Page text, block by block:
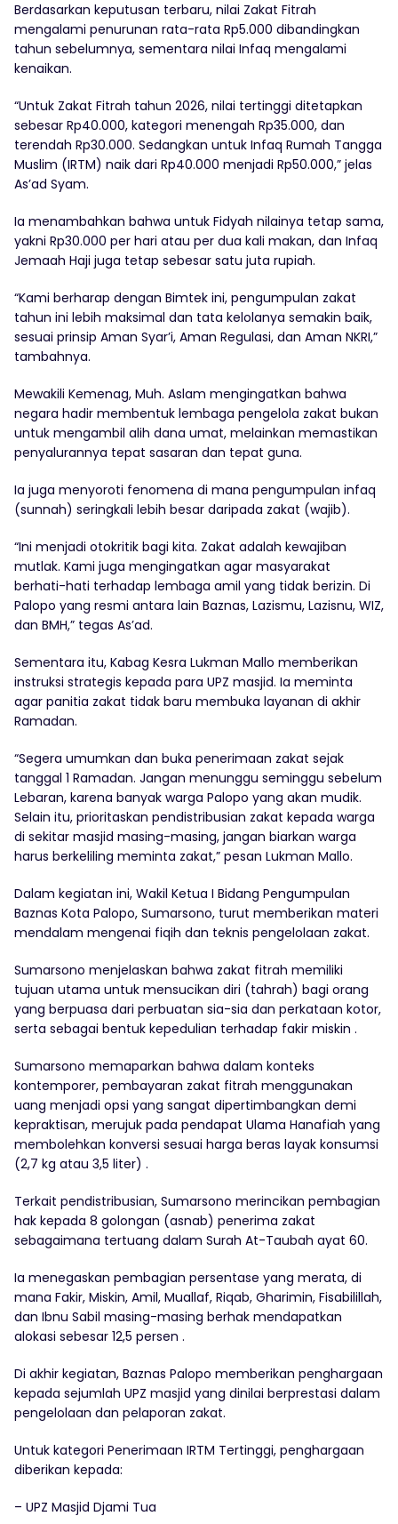
Berdasarkan keputusan terbaru, nilai Zakat Fitrah
mengalami penurunan rata-rata Rp5.000 dibandingkan
tahun sebelumnya, sementara nilai Infaq mengalami
kenaikan.
“Untuk Zakat Fitrah tahun 2026, nilai tertinggi ditetapkan
sebesar Rp40.000, kategori menengah Rp35.000, dan
terendah Rp30.000. Sedangkan untuk Infaq Rumah Tangga
Muslim (IRTM) naik dari Rp40.000 menjadi Rp50.000,” jelas
As’ad Syam.
Ia menambahkan bahwa untuk Fidyah nilainya tetap sama,
yakni Rp30.000 per hari atau per dua kali makan, dan Infaq
Jemaah Haji juga tetap sebesar satu juta rupiah.
“Kami berharap dengan Bimtek ini, pengumpulan zakat
tahun ini lebih maksimal dan tata kelolanya semakin baik,
sesuai prinsip Aman Syar’i, Aman Regulasi, dan Aman NKRI,”
tambahnya.
Mewakili Kemenag, Muh. Aslam mengingatkan bahwa
negara hadir membentuk lembaga pengelola zakat bukan
untuk mengambil alih dana umat, melainkan memastikan
penyalurannya tepat sasaran dan tepat guna.
Ia juga menyoroti fenomena di mana pengumpulan infaq
(sunnah) seringkali lebih besar daripada zakat (wajib).
“Ini menjadi otokritik bagi kita. Zakat adalah kewajiban
mutlak. Kami juga mengingatkan agar masyarakat
berhati-hati terhadap lembaga amil yang tidak berizin. Di
Palopo yang resmi antara lain Baznas, Lazismu, Lazisnu, WIZ,
dan BMH,” tegas As’ad.
Sementara itu, Kabag Kesra Lukman Mallo memberikan
instruksi strategis kepada para UPZ masjid. Ia meminta
agar panitia zakat tidak baru membuka layanan di akhir
Ramadan.
“Segera umumkan dan buka penerimaan zakat sejak
tanggal 1 Ramadan. Jangan menunggu seminggu sebelum
Lebaran, karena banyak warga Palopo yang akan mudik.
Selain itu, prioritaskan pendistribusian zakat kepada warga
di sekitar masjid masing-masing, jangan biarkan warga
harus berkeliling meminta zakat,” pesan Lukman Mallo.
Dalam kegiatan ini, Wakil Ketua I Bidang Pengumpulan
Baznas Kota Palopo, Sumarsono, turut memberikan materi
mendalam mengenai fiqih dan teknis pengelolaan zakat.
Sumarsono menjelaskan bahwa zakat fitrah memiliki
tujuan utama untuk mensucikan diri (tahrah) bagi orang
yang berpuasa dari perbuatan sia-sia dan perkataan kotor,
serta sebagai bentuk kepedulian terhadap fakir miskin .
Sumarsono memaparkan bahwa dalam konteks
kontemporer, pembayaran zakat fitrah menggunakan
uang menjadi opsi yang sangat dipertimbangkan demi
kepraktisan, merujuk pada pendapat Ulama Hanafiah yang
membolehkan konversi sesuai harga beras layak konsumsi
(2,7 kg atau 3,5 liter) .
Terkait pendistribusian, Sumarsono merincikan pembagian
hak kepada 8 golongan (asnab) penerima zakat
sebagaimana tertuang dalam Surah At-Taubah ayat 60.
Ia menegaskan pembagian persentase yang merata, di
mana Fakir, Miskin, Amil, Muallaf, Riqab, Gharimin, Fisabilillah,
dan Ibnu Sabil masing-masing berhak mendapatkan
alokasi sebesar 12,5 persen .
Di akhir kegiatan, Baznas Palopo memberikan penghargaan
kepada sejumlah UPZ masjid yang dinilai berprestasi dalam
pengelolaan dan pelaporan zakat.
Untuk kategori Penerimaan IRTM Tertinggi, penghargaan
diberikan kepada:
– UPZ Masjid Djami Tua